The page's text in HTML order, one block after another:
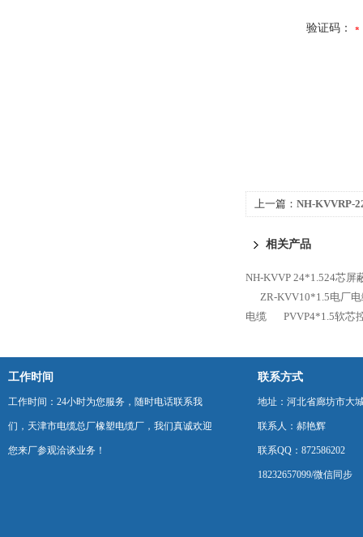
验证码：
上一篇： NH-KVVRP-
相关产品
NH-KVVP 24*1.524芯屏
ZR-KVV10*1.5电厂
电缆
PVVP4*1.5软芯
工作时间
工作时间：24小时为您服务，随时电话联系我
们，天津市电缆总厂橡塑电缆厂，我们真诚欢迎
您来厂参观洽谈业务！
联系方式
地址：河北省廊坊市大
联系人：郝艳辉
联系QQ：872586202
18232657099/微信同步